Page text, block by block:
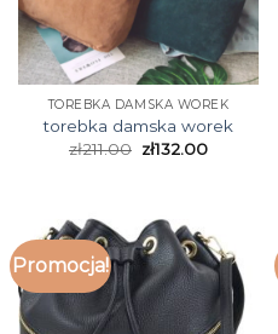
TOREBKA DAMSKA WOREK
torebka damska worek
zł211.00 zł132.00
Promocja!